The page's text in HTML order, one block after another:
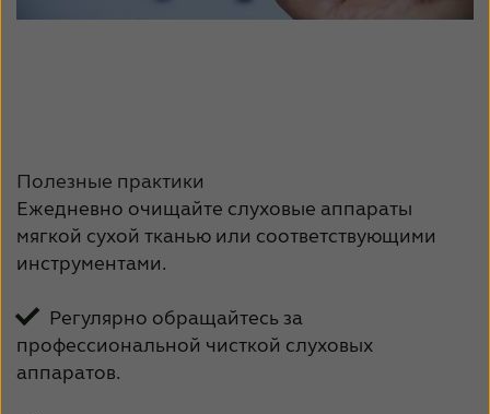
Полезные практики
Ежедневно очищайте слуховые аппараты
мягкой сухой тканью или соответствующими
инструментами.
Регулярно обращайтесь за
профессиональной чисткой слуховых
аппаратов.